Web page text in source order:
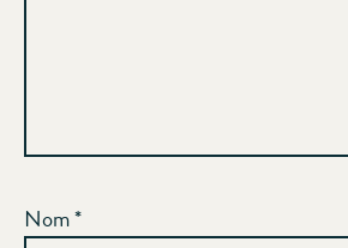
Nom*